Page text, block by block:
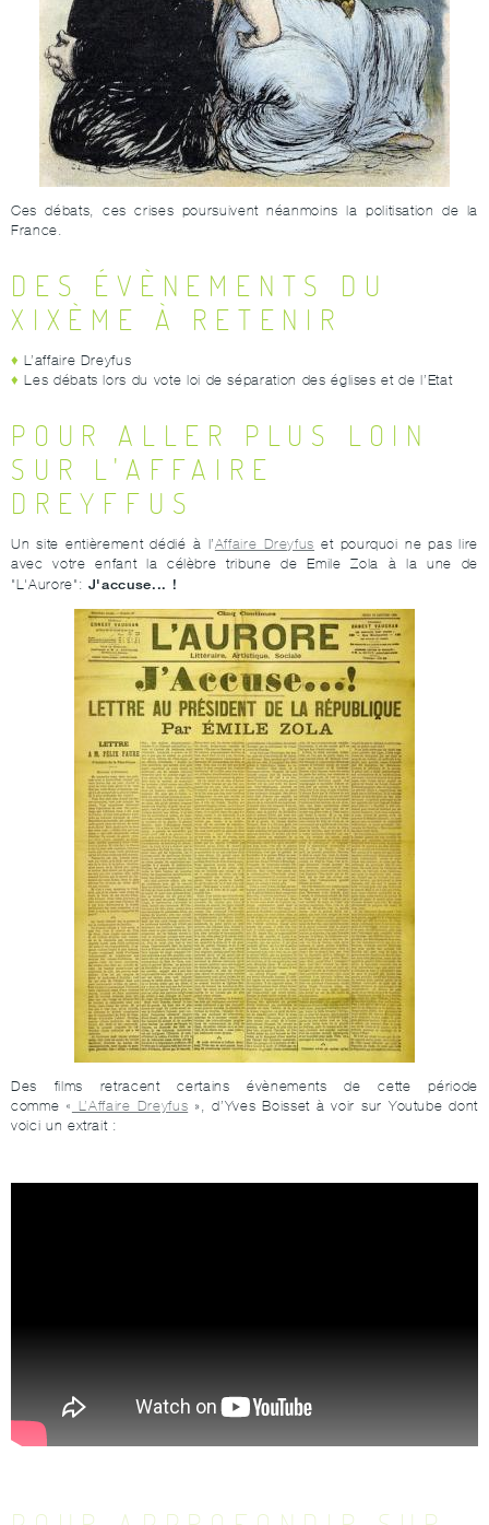
Ces débats, ces crises poursuivent néanmoins la politisation de la
France.
DES ÉVÈNEMENTS DU
XIXÈME À RETENIR
L’affaire Dreyfus
Les débats lors du vote loi de séparation des églises et de l’Etat
POUR ALLER PLUS LOIN
SUR L'AFFAIRE
DREYFFUS
Un site entièrement dédié à l’Affaire Dreyfus et pourquoi ne pas lire
avec votre enfant la célèbre tribune de Emile Zola à la une de
"L'Aurore": J'accuse... !
Des films retracent certains évènements de cette période
comme « L’Affaire Dreyfus », d’Yves Boisset à voir sur Youtube dont
voici un extrait :